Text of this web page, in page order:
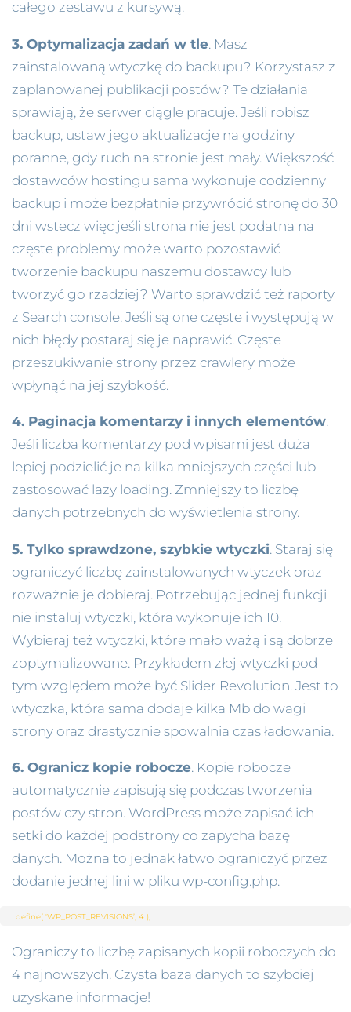
całego zestawu z kursywą.
3. Optymalizacja zadań w tle. Masz
zainstalowaną wtyczkę do backupu? Korzystasz z
zaplanowanej publikacji postów? Te działania
sprawiają, że serwer ciągle pracuje. Jeśli robisz
backup, ustaw jego aktualizacje na godziny
poranne, gdy ruch na stronie jest mały. Większość
dostawców hostingu sama wykonuje codzienny
backup i może bezpłatnie przywrócić stronę do 30
dni wstecz więc jeśli strona nie jest podatna na
częste problemy może warto pozostawić
tworzenie backupu naszemu dostawcy lub
tworzyć go rzadziej? Warto sprawdzić też raporty
z Search console. Jeśli są one częste i występują w
nich błędy postaraj się je naprawić. Częste
przeszukiwanie strony przez crawlery może
wpłynąć na jej szybkość.
4. Paginacja komentarzy i innych elementów.
Jeśli liczba komentarzy pod wpisami jest duża
lepiej podzielić je na kilka mniejszych części lub
zastosować lazy loading. Zmniejszy to liczbę
danych potrzebnych do wyświetlenia strony.
5. Tylko sprawdzone, szybkie wtyczki. Staraj się
ograniczyć liczbę zainstalowanych wtyczek oraz
rozważnie je dobieraj. Potrzebując jednej funkcji
nie instaluj wtyczki, która wykonuje ich 10.
Wybieraj też wtyczki, które mało ważą i są dobrze
zoptymalizowane. Przykładem złej wtyczki pod
tym względem może być Slider Revolution. Jest to
wtyczka, która sama dodaje kilka Mb do wagi
strony oraz drastycznie spowalnia czas ładowania.
6. Ogranicz kopie robocze. Kopie robocze
automatycznie zapisują się podczas tworzenia
postów czy stron. WordPress może zapisać ich
setki do każdej podstrony co zapycha bazę
danych. Można to jednak łatwo ograniczyć przez
dodanie jednej lini w pliku wp-config.php.
define( 'WP_POST_REVISIONS’, 4 );
Ograniczy to liczbę zapisanych kopii roboczych do
4 najnowszych. Czysta baza danych to szybciej
uzyskane informacje!